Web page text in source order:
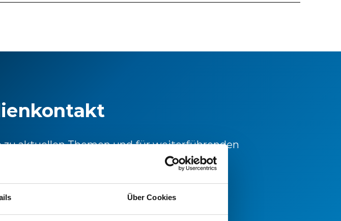
Über Cookies
zu aktuellen Themen und für weiterführenden
zu Stadler können Sie sich gerne an unsere